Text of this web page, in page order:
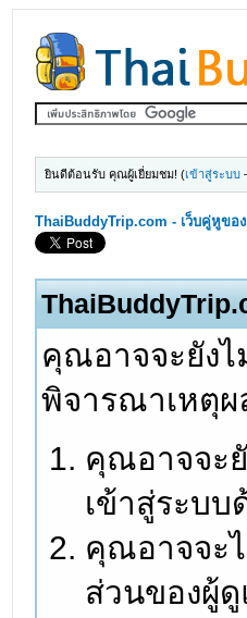
ยินดีต้อนรับ คุณผู้เยี่ยมชม! (เข้าสู่ระบบ
ThaiBuddyTrip.com - เว็บคู่หูขอ
คุณอาจจะยัง
พิจารณาเหตุผ
คุณอาจจะ
เข้าสู่ระบบ
คุณอาจจะ
ส่วนของผู้